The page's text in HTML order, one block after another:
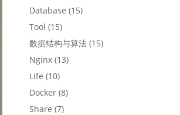
Database (15)
Tool (15)
数据结构与算法(15)
Nginx(13)
Life (10)
Docker(8)
Share (7)